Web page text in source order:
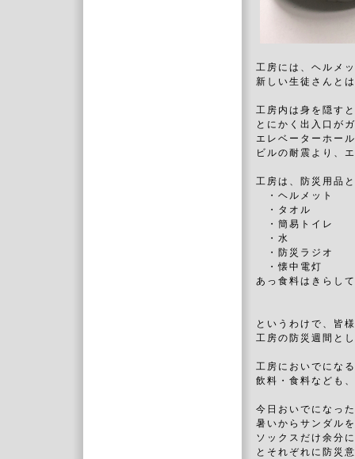
工房には、ヘルメ
新しい生徒さんと
工房内は身を隠す
とにかく出入口が
エレベーターホー
ビルの耐震より、
工房は、防災用品
・ヘルメット
・タオル
・簡易トイレ
・水
・防災ラジオ
・懐中電灯
あっ食料はきらし
というわけで、皆
工房の防災週間と
工房においでにな
飲料・食料なども
今日おいでになっ
暑いからサンダル
ソックスだけ余分
とそれぞれに防災